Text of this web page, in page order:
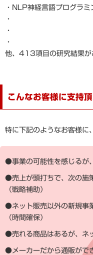
・NLP神経言語プログラミ
・
・
・
他、413項目の研究結果
こんなお客様に支持頂
特に下記のようなお客様に
●事業の可能性を感じるが
●売上が頭打ちで、次の施
（戦略補助）
●ネット販売以外の新規事
（時間確保）
●売れる商品はあるが、ネ
●メーカーだから通販がで